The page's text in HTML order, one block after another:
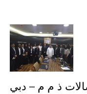
ذ م م – دبي